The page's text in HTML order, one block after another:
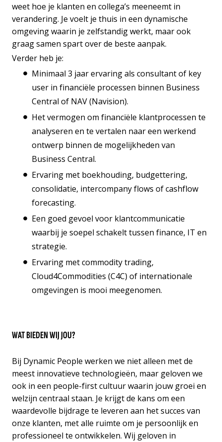
weet hoe je klanten en collega’s meeneemt in
verandering. Je voelt je thuis in een dynamische
omgeving waarin je zelfstandig werkt, maar ook
graag samen spart over de beste aanpak.
Verder heb je:
Minimaal 3 jaar ervaring als consultant of key
user in financiële processen binnen Business
Central of NAV (Navision).
Het vermogen om financiële klantprocessen te
analyseren en te vertalen naar een werkend
ontwerp binnen de mogelijkheden van
Business Central.
Ervaring met boekhouding, budgettering,
consolidatie, intercompany flows of cashflow
forecasting.
Een goed gevoel voor klantcommunicatie
waarbij je soepel schakelt tussen finance, IT en
strategie.
Ervaring met commodity trading,
Cloud4Commodities (C4C) of internationale
omgevingen is mooi meegenomen.
WAT BIEDEN WIJ JOU?
Bij Dynamic People werken we niet alleen met de
meest innovatieve technologieën, maar geloven we
ook in een people-first cultuur waarin jouw groei en
welzijn centraal staan. Je krijgt de kans om een
waardevolle bijdrage te leveren aan het succes van
onze klanten, met alle ruimte om je persoonlijk en
professioneel te ontwikkelen. Wij geloven in